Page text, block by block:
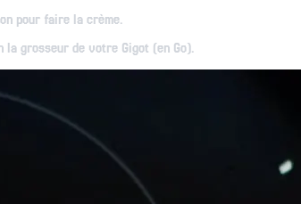
pour faire la crème.
la grosseur de votre Gigot (en Go).